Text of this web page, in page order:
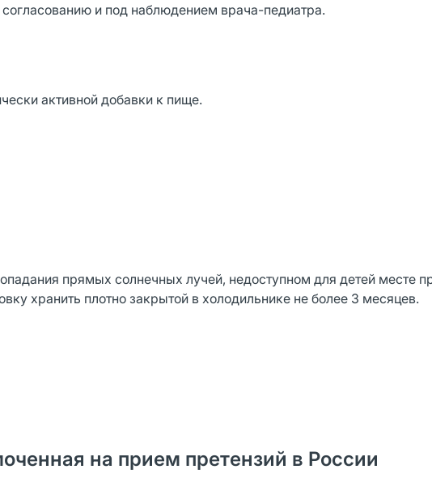
и под наблюдением врача-педиатра.
активной добавки к пище.
прямых солнечных лучей, недоступном для детей месте
хранить плотно закрытой в холодильнике не более 3 месяцев.
на прием претензий в России